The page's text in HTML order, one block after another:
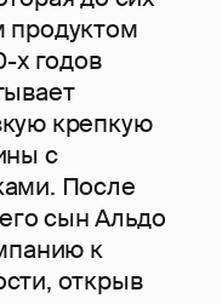
продуктом
х годов
крепкую
с
После
сын Альдо
к
открыв